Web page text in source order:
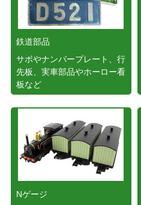
鉄道部品
サボやナンバープレート、行
先板、実車部品やホーロー看
板など
Nゲージ